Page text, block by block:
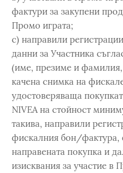
фактури за закупени
Промо играта;
c) направили
данни за Участника
(име, презиме и
качена снимка на
удостоверяваща
NIVEA на стойност
такива, направили
фискалния бон/фактура,
направената покупка и
изисквания за участие в